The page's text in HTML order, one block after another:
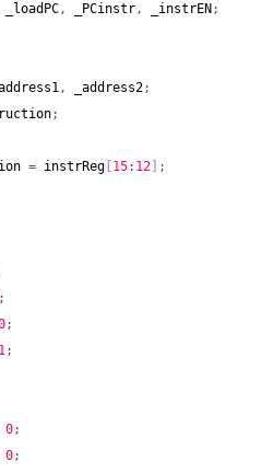
_loadPC, _PCinstr, _instrEN ;
, _address2;
;
= instrReg 15: 12 ;
;
;
1;
0;
0;